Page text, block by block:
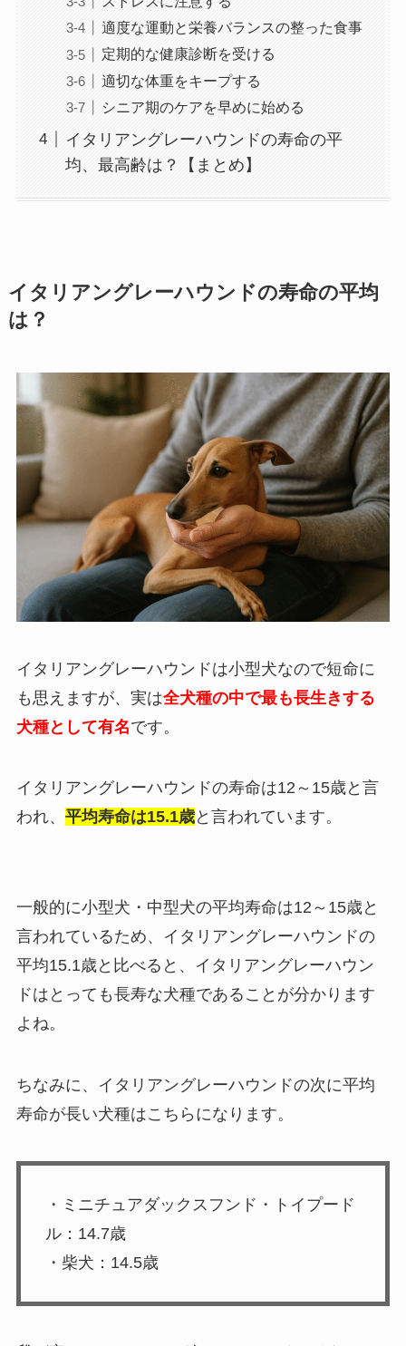
適度な運動と栄養バランスの整った食事
定期的な健康診断を受ける
適切な体重をキープする
シニア期のケアを早めに始める
イタリアングレーハウンドの寿命の平
均、最高齢は？【まとめ】
イタリアングレーハウンドの寿命の平均
は？
イタリアングレーハウンドは小型犬なので短命に
も思えますが、実は全犬種の中で最も長生きする
犬種として有名です。
イタリアングレーハウンドの寿命は12～15歳と言
われ、 平均寿命は15.1歳と言われています。
一般的に小型犬・中型犬の平均寿命は12～15歳と
言われているため、イタリアングレーハウンドの
平均15.1歳と比べると、イタリアングレーハウン
ドはとっても長寿な犬種であることが分かります
よね。
ちなみに、イタリアングレーハウンドの次に平均
寿命が長い犬種はこちらになります。
・ミニチュアダックスフンド・トイプード
ル：14.7歳
・柴犬：14.5歳